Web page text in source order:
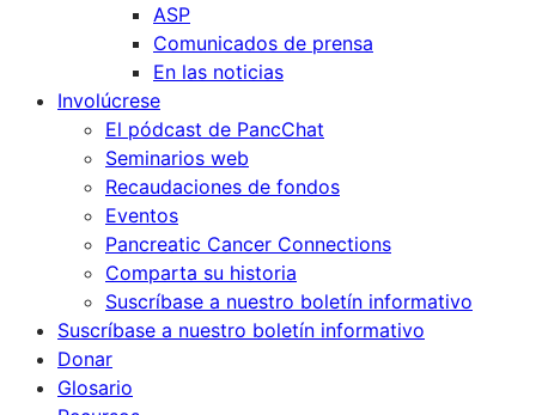
ASP
Comunicados de prensa
En las noticias
Involúcrese
El pódcast de PancChat
Seminarios web
Recaudaciones de fondos
Eventos
Pancreatic Cancer Connections
Comparta su historia
Suscríbase a nuestro boletín informativo
Suscríbase a nuestro boletín informativo
Donar
Glosario